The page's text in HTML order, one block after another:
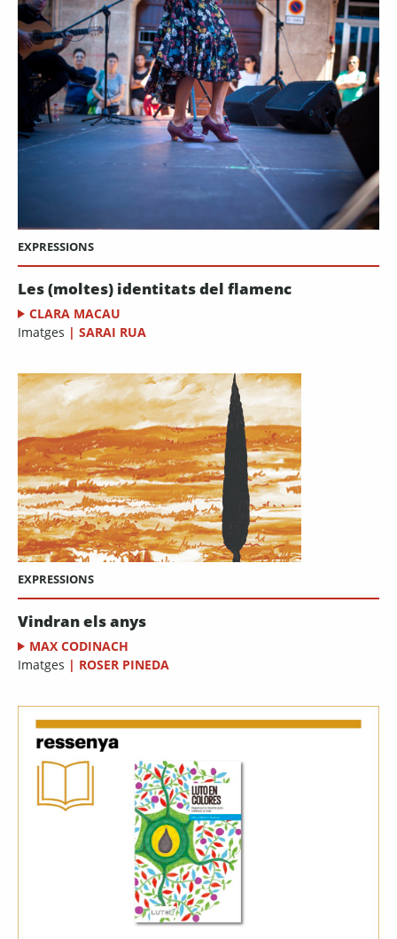
EXPRESSIONS
Les (moltes) identitats del flamenc
CLARA MACAU
Imatges | SARAI RUA
EXPRESSIONS
Vindran els anys
MAX CODINACH
Imatges | ROSER PINEDA